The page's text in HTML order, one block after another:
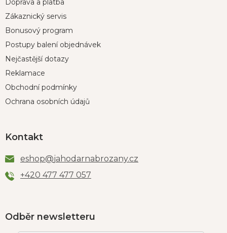
Doprava a platba
Zákaznický servis
Bonusový program
Postupy balení objednávek
Nejčastější dotazy
Reklamace
Obchodní podmínky
Ochrana osobních údajů
Kontakt
eshop@jahodarnabrozany.cz
+420 477 477 057
Odběr newsletteru